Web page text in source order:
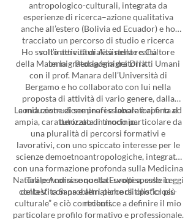
antropologico-culturali, integrata da
esperienze di ricerca–azione qualitativa
anche all’estero (Bolivia ed Ecuador) e ho
tracciato un percorso di studio e ricerca
sull’interculturalità nella realtà
immigratoria/emigratoria.
Ho svolto attività di Assistente e Cultore
della Materia – Pedagogia dei Diritti Umani
con il prof. Manara dell’Università di
Bergamo e ho collaborato con lui nella
proposta di attività di vario genere, dalla
conduzione di seminari e laboratori fino al
tutorato di tirocinio.
La mia costruzione professionale è aperta ed
ampia, caratterizzata in modo particolare da
una pluralità di percorsi formativi e
lavorativi, con uno spiccato interesse per le
scienze demoetnoantropologiche, integrata
con una formazione profonda sulla Medicina
Naturale Andina e quella Europea, sulle Leggi
della Vita Sana e altri percorsi olistici più
recenti.
Tali percorsi sono stati svolti spesso in
contesti con problematiche di tipo “cross-
culturale” e ciò contribuisce a definire il mio
particolare profilo formativo e professionale.